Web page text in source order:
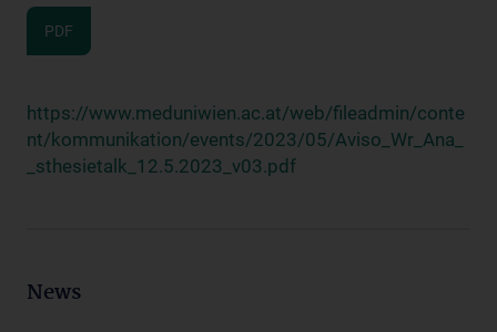
PDF
https://www.meduniwien.ac.at/web/fileadmin/conte
nt/kommunikation/events/2023/05/Aviso_Wr_Ana_
_sthesietalk_12.5.2023_v03.pdf
News